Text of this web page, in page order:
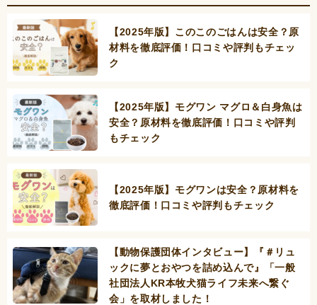
【2025年版】このこのごはんは安全？原
材料を徹底評価！口コミや評判もチェッ
ク
【2025年版】モグワン マグロ＆白身魚は
安全？原材料を徹底評価！口コミや評判
もチェック
【2025年版】モグワンは安全？原材料を
徹底評価！口コミや評判もチェック
【動物保護団体インタビュー】『＃リュ
ックに夢とおやつを詰め込んで』「一般
社団法人KR本牧犬猫ライフ未来へ繋ぐ
会」を取材しました！